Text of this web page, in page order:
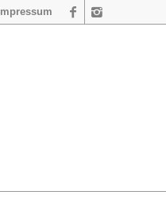
Impressum